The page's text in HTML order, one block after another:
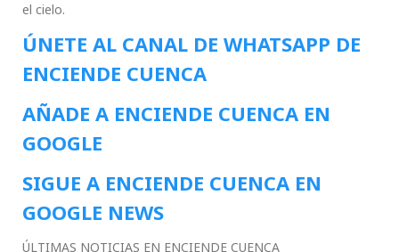
el cielo.
ÚNETE AL CANAL DE WHATSAPP DE
ENCIENDE CUENCA
AÑADE A ENCIENDE CUENCA EN
GOOGLE
SIGUE A ENCIENDE CUENCA EN
GOOGLE NEWS
ÚLTIMAS NOTICIAS EN ENCIENDE CUENCA